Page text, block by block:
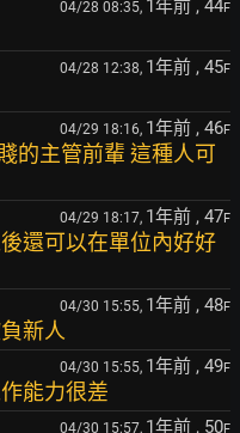
04/28 08:35, 1年前 , 44F
04/28 12:38, 1年前 , 45F
04/29 18:16, 1年前 , 46F
的主管前輩 這種人可
04/29 18:17, 1年前 , 47F
還可以在單位內好好
04/30 15:55, 1年前 , 48F
新人
04/30 15:55, 1年前 , 49F
能力很差
04/30 15:57, 1年前 , 50F